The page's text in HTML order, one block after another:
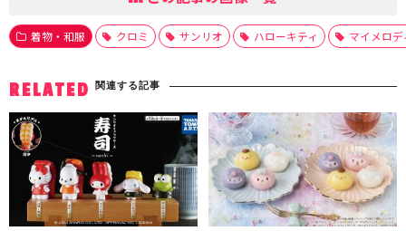
着物・和服 クロミ サンリオ ハローキティ マイメロデ
RELATED 関連する記事